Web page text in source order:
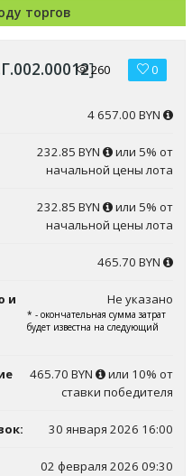
торгов
]260 0
4 657.00 BYN
232.85 BYN
или 5% от
начальной цены лота
232.85 BYN
или 5% от
начальной цены лота
465.70 BYN
и
Не указано
* - окончательная сумма затрат
будет известна на следующий
465.70 BYN
или 10% от
ставки победителя
30 января 2026 16:00
02 февраля 2026 09:30